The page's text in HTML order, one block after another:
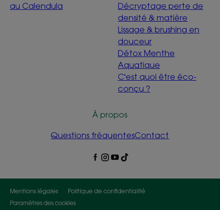
au Calendula
Décryptage perte de
densité & matière
Lissage & brushing en
douceur
Détox Menthe
Aquatique
C'est quoi être éco-
conçu ?
À propos
Questions fréquentesContact
Mentions légales
Politique de confidentialité
Paramètres des cookies